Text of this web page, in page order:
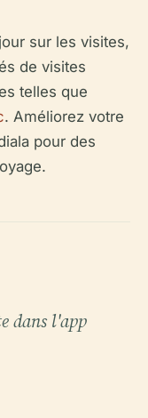
sur les visites,
de visites
telles que
. Améliorez votre
pour des
dans l'app